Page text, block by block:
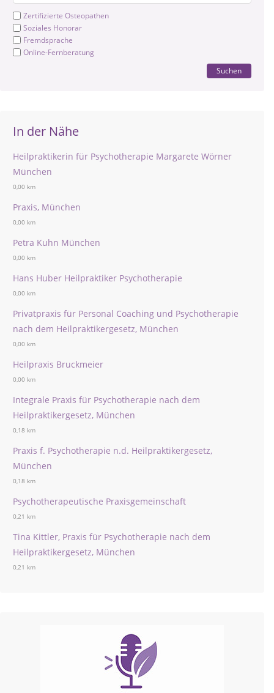
Zertifizierte Osteopathen
Soziales Honorar
Fremdsprache
Online-Fernberatung
Suchen
In der Nähe
Heilpraktikerin für Psychotherapie Margarete Wörner
München
0,00 km
Praxis, München
0,00 km
Petra Kuhn München
0,00 km
Hans Huber Heilpraktiker Psychotherapie
0,00 km
Privatpraxis für Personal Coaching und Psychotherapie
nach dem Heilpraktikergesetz, München
0,00 km
Heilpraxis Bruckmeier
0,00 km
Integrale Praxis für Psychotherapie nach dem
Heilpraktikergesetz, München
0,18 km
Praxis f. Psychotherapie n.d. Heilpraktikergesetz,
München
0,18 km
Psychotherapeutische Praxisgemeinschaft
0,21 km
Tina Kittler, Praxis für Psychotherapie nach dem
Heilpraktikergesetz, München
0,21 km